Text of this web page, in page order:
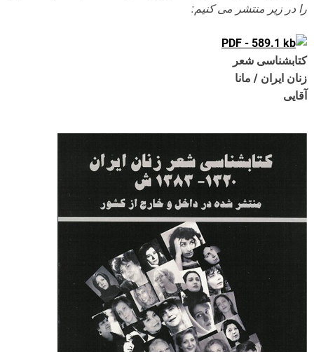
را در زیر منتشر می کنیم:
کتابشناسی شعر
زنان ایران / مانا
آقایی